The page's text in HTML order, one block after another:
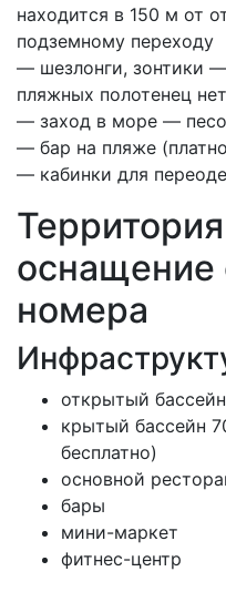
находится в 150 м от
подземному переходу
— шезлонги, зонтики —
пляжных полотенец нет
— заход в море —
— бар на пляже
— кабинки для
оснащение
номера
открытый бассейн
крытый бассейн
бесплатно)
основной
бары
мини-маркет
фитнес-центр